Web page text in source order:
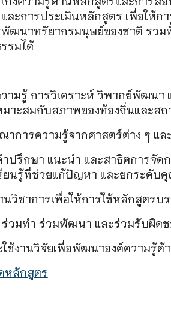
ะการประเมินหลักสูตร เพื่อให้ก
พัฒนาทรัยากรมนุษย์ของชาติ ร
รมได้
วามรู้ การวิเคราะห์ วิพากย์พัฒน
มาะสมกับสภาพของท้องถิ่นและส
าการความรู้จากศาสตร์ต่าง ๆ
าปรึกษา แนะนํา และสาธิตการจั
ยนรู้ที่ช่วยแก้ปัญหา และยกระดับ
นวิชาการเพื่อให้การใช้หลักสูตรบ
วมทํา ร่วมพัฒนา และร่วมรับผิด
ใช้งานวิจัยเพื่อพัฒนาองค์ความรู้
หลักสูตร